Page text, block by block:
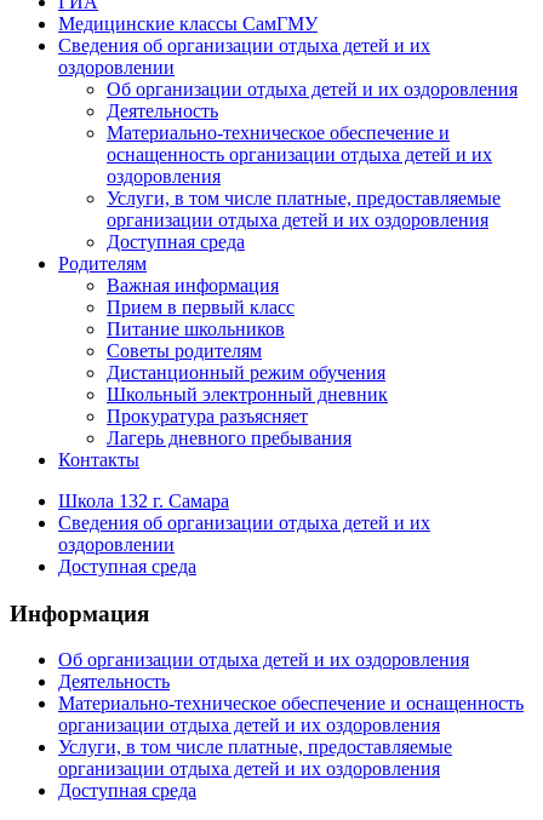
Медицинские классы СамГМУ
Сведения об организации отдыха детей и их
оздоровлении
Об организации отдыха детей и их оздоровления
Деятельность
Материально-техническое обеспечение и
оснащенность организации отдыха детей и их
оздоровления
Услуги, в том числе платные, предоставляемые
организации отдыха детей и их оздоровления
Доступная среда
Родителям
Важная информация
Прием в первый класс
Питание школьников
Советы родителям
Дистанционный режим обучения
Школьный электронный дневник
Прокуратура разъясняет
Лагерь дневного пребывания
Контакты
Школа 132 г. Самара
Сведения об организации отдыха детей и их
оздоровлении
Доступная среда
Информация
Об организации отдыха детей и их оздоровления
Деятельность
Материально-техническое обеспечение и оснащенность
организации отдыха детей и их оздоровления
Услуги, в том числе платные, предоставляемые
организации отдыха детей и их оздоровления
Доступная среда